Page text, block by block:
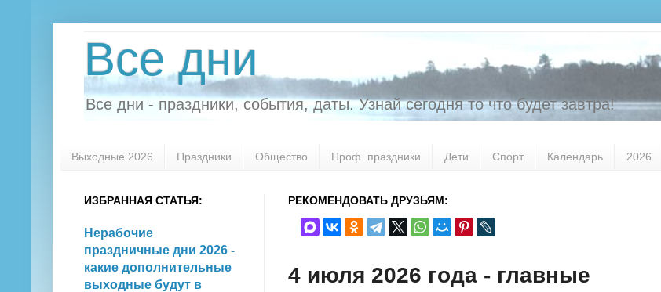
Все дни
Все дни - праздники, события, даты. Узнай сегодня то что будет завтра!
Выходные 2026 Праздники Общество Проф. праздники Дети Спорт Календарь 2026
РЕКОМЕНДОВАТЬ ДРУЗЬЯМ:
4 июля 2026 года - главные
ИЗБРАННАЯ СТАТЬЯ:
Нерабочие
праздничные дни 2026 -
какие дополнительные
выходные будут в